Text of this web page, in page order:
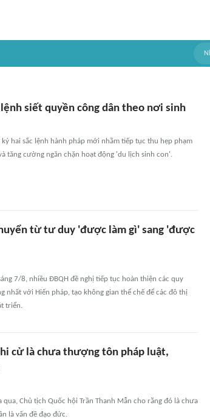
siết quyền công dân theo nơi sinh
hai sắc lệnh hành pháp mới nhằm tiếp tục thu hẹp phạm
tăng cường ngăn chặn hoạt động 'du lịch sinh con'.
từ tư duy 'được làm gì' sang 'được
7/8, nhiều ĐBQH đề nghị tiếp tục hoàn thiện các quy
nhất với Hiến pháp, tạo không gian thể chế để các đô thị
triển.
cử là chưa thượng tôn pháp luật,
Chủ tịch Quốc hội Trần Thanh Mẫn cho rằng đó là chưa
là vấn đề đạo đức.